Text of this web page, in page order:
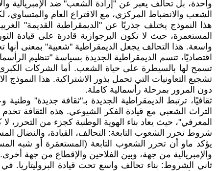
واحدة، بل تحالف يعبر عن "إرادة الشعب" ضد الإمبريالية
الشعب والانضباط المركزي، مع الاقتراع العام
هذا النموذج يختلف جذريًا عن "الديمقراطية القديمة"
المستعمرة، حيث لا تكون البرجوازية قادرة على قيادة
واسعة. هذا التحالف يجعل الديمقراطية "شعبية" بمعنى أنها
اقتصاديًا، تتسم الديمقراطية الجديدة بسياسة "تنظيم
تسمح لها بالسيطرة على حياة الشعب. أما الشركات
تشجيع التعاونيات التي تحمل بذور الاشتراكية. هذا
دون المرور بمرحلة رأسمالية كاملة.
ثقافيًا، ترتبط الديمقراطية الجديدة بـ"ثقافة جديدة" وطنية
التراث الشعبي مع قيادة الفكر الشيوعي. هذه الثقافة تخدم
المعرفي"، حيث يعاد بناء الهوية الوطنية كجزء من
شروط تحرر الشعوب التابعة: التحالف، القيادة، والنضال
يؤكد ماو أن تحرر الشعوب التابعة (المستعمَرة أو شبه
والإمبريالية من جهة، وبين الفلاحين والإقطاع من جهة
ثاني الشروط: بناء تحالف واسع تحت قيادة البروليتاريا. في